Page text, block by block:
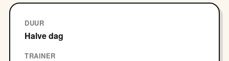
DUUR
Halve dag
TRAINER